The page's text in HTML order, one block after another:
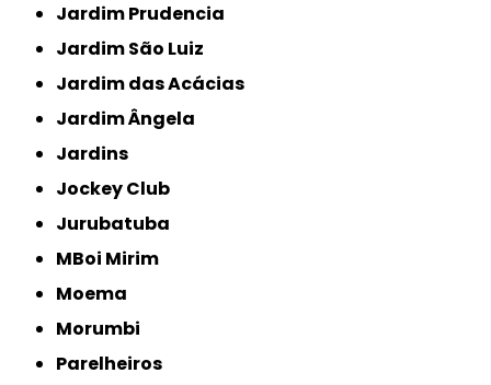
Jardim Prudencia
Jardim São Luiz
Jardim das Acácias
Jardim Ângela
Jardins
Jockey Club
Jurubatuba
MBoi Mirim
Moema
Morumbi
Parelheiros